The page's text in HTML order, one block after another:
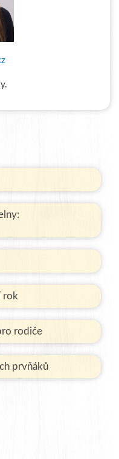
rok
rodiče
prvňáků